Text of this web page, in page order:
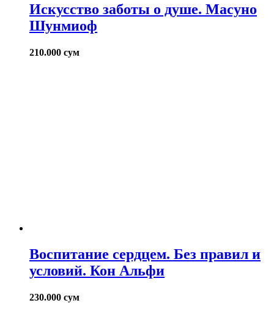
Искусство заботы о душе. Масуно
Шунмиоф
210.000 сум
Воспитание сердцем. Без правил и
условий. Кон Альфи
230.000 сум